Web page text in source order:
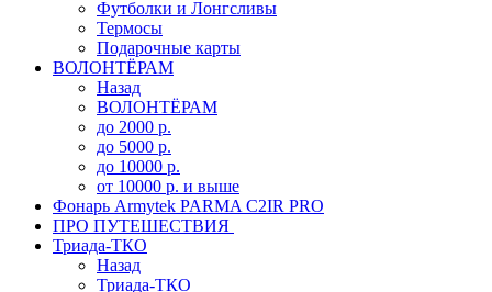
Футболки и Лонгсливы
Термосы
Подарочные карты
ВОЛОНТЁРАМ
Назад
ВОЛОНТЁРАМ
до 2000 р.
до 5000 р.
до 10000 р.
от 10000 р. и выше
Фонарь Armytek PARMA C2IR PRO
ПРО ПУТЕШЕСТВИЯ
Триада-ТКО
Назад
Триада-ТКО